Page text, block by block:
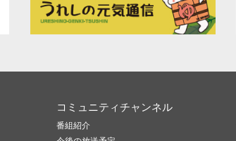
コミュニティチャンネル
番組紹介